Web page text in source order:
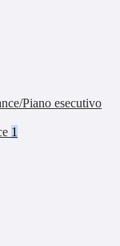
Piano esecutivo
1